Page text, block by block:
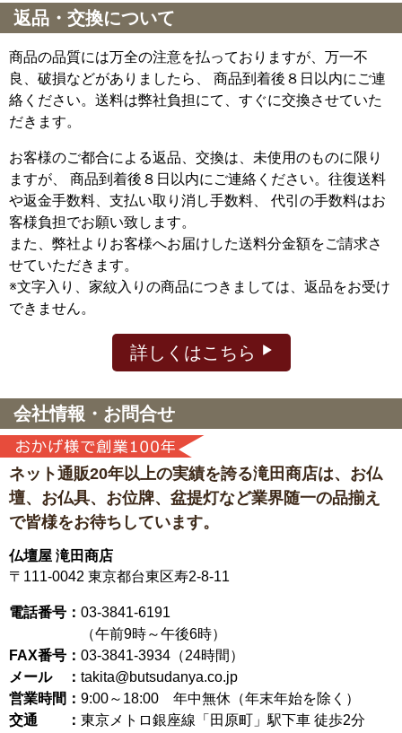
返品・交換について
商品の品質には万全の注意を払っておりますが、万一不
良、破損などがありましたら、 商品到着後８日以内にご連
絡ください。送料は弊社負担にて、すぐに交換させていた
だきます。
お客様のご都合による返品、交換は、未使用のものに限り
ますが、
商品到着後８日以内にご連絡ください。往復送料
や返金手数料、支払い取り消し手数料、 代引の手数料はお
客様負担でお願い致します。
また、弊社よりお客様へお届けした送料分金額をご請求さ
せていただきます。
※文字入り、家紋入りの商品につきましては、返品をお受け
できません。
詳しくはこちら
会社情報・お問合せ
ネット通販20年以上の実績を誇る滝田商店は、 お仏
壇、お仏具、お位牌、盆提灯など業界随一の品揃え
で皆様をお待ちしています。
仏壇屋 滝田商店
〒111-0042 東京都台東区寿2-8-11
電話番号： 03-3841-6191
（午前9時～午後6時）
FAX番号： 03-3841-3934（24時間）
メール ： takita@butsudanya.co.jp
営業時間： 9:00～18:00 年中無休（年末年始を除く）
交通 ： 東京メトロ銀座線「田原町」駅下車 徒歩2分